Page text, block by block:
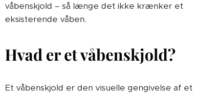
våbenskjold – så længe det ikke krænker et
eksisterende våben.
Hvad er et våbenskjold?
Et våbenskjold er den visuelle gengivelse af et